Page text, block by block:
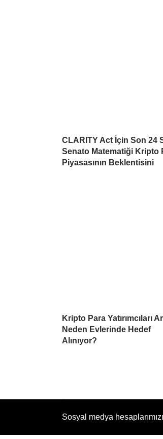
CLARITY Act İçin Son 24
Senato Matematiği Kripto
Piyasasının Beklentisini
Kripto Para Yatırımcıları
Neden Evlerinde Hedef
Alınıyor?
Sosyal medya